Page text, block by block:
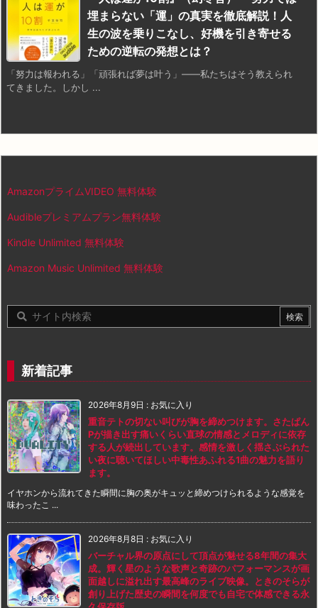
埋まらない「運」の真実を徹底解説！人
生の波を乗りこなし、好機を引き寄せる
ための逆転の発想とは？
「努力は報われる」「頑張れば夢は叶う」——私たちはそう教えられ
てきました。しかし ...
AmazonプライムVIDEO 無料体験
Audibleプレミアムプラン無料体験
Kindle Unlimited 無料体験
Amazon Music Unlimited 無料体験
新着記事
2026年8月9日 : お気に入り
重音テトの切ない叫びが胸を締めつけます。さたぱん
Pが描き出す痛いくらい直球の情感とメロディに依存
する人が続出しています。感情を激しく揺さぶられた
い夜に聴いてほしい中毒性あふれる1曲の魅力を語り
ます。
イヤホンから流れてきた瞬間に胸の奥がキュッと締めつけられるような感覚を
味わったこ ...
2026年8月8日 : お気に入り
バーチャル界の原点にして頂点が魅せる8年間の集大
成。輝く星のような歌声と奇跡のパフォーマンスが画
面越しに溢れ出す最高峰のライブ映像。ときのそらが
創り上げた歴史の瞬間を何度でも自宅で体感できる永